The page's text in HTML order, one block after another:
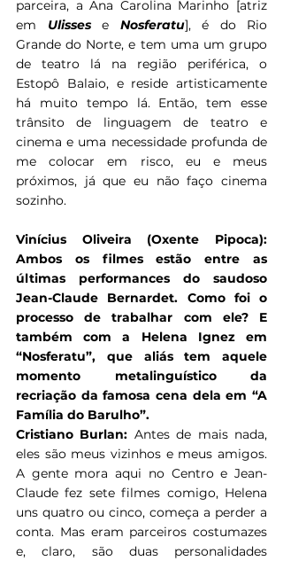
parceira, a Ana Carolina Marinho [atriz
em Ulisses e Nosferatu], é do Rio
Grande do Norte, e tem uma um grupo
de teatro lá na região periférica, o
Estopô Balaio, e reside artisticamente
há muito tempo lá. Então, tem esse
trânsito de linguagem de teatro e
cinema e uma necessidade profunda de
me colocar em risco, eu e meus
próximos, já que eu não faço cinema
sozinho.
Vinícius Oliveira (Oxente Pipoca):
Ambos os filmes estão entre as
últimas performances do saudoso
Jean-Claude Bernardet. Como foi o
processo de trabalhar com ele? E
também com a Helena Ignez em
“Nosferatu”, que aliás tem aquele
momento metalinguístico da
recriação da famosa cena dela em “A
Família do Barulho”.
Cristiano Burlan: Antes de mais nada,
eles são meus vizinhos e meus amigos.
A gente mora aqui no Centro e Jean-
Claude fez sete filmes comigo, Helena
uns quatro ou cinco, começa a perder a
conta. Mas eram parceiros costumazes
e, claro, são duas personalidades